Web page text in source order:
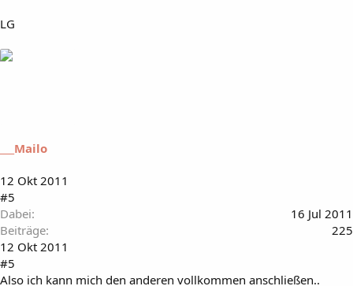
LG
___Mailo
12 Okt 2011
#5
Dabei
16 Jul 2011
Beiträge
225
12 Okt 2011
#5
Also ich kann mich den anderen vollkommen anschließen..